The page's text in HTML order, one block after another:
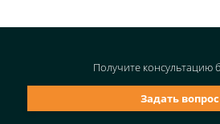
Задать вопрос
Получите консультацию